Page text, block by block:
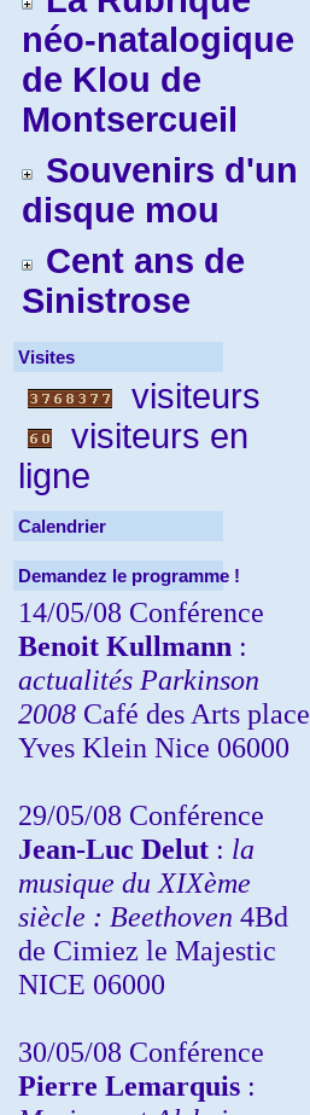
néo-natalogique
de Klou de
Montsercueil
Souvenirs d'un
disque mou
Cent ans de
Sinistrose
Visites
visiteurs
visiteurs en
ligne
Calendrier
Demandez le programme !
14/05/08 Conférence
Benoit Kullmann :
actualités Parkinson
2008 Café des Arts place
Yves Klein Nice 06000
29/05/08 Conférence
Jean-Luc Delut : la
musique du XIXème
siècle : Beethoven 4Bd
de Cimiez le Majestic
NICE 06000
30/05/08 Conférence
Pierre Lemarquis :